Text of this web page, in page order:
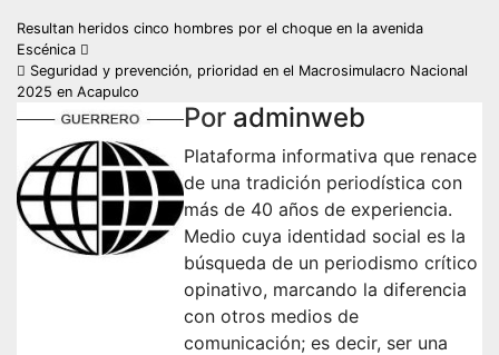
Navegación
de
entradas
Resultan heridos cinco hombres por el choque en la avenida
Escénica
Seguridad y prevención, prioridad en el Macrosimulacro Nacional
2025 en Acapulco
Por adminweb
Plataforma informativa que renace
de una tradición periodística con
más de 40 años de experiencia.
Medio cuya identidad social es la
búsqueda de un periodismo crítico
opinativo, marcando la diferencia
con otros medios de
comunicación; es decir, ser una